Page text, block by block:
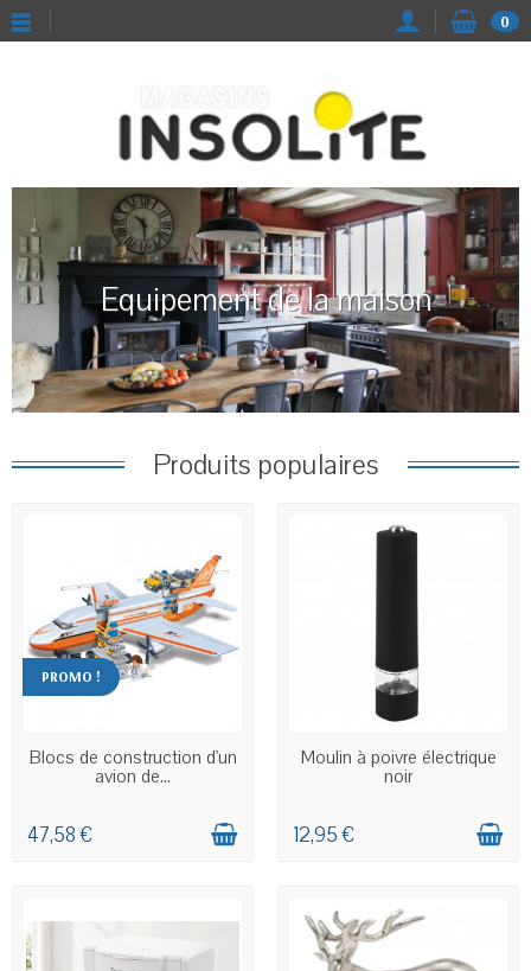
0
Equipement de la maison
Produits populaires
PROMO !
EN STOCK
Blocs de construction d'un
avion de...
47,58 €
EN STOCK
Moulin à poivre électrique
noir
12,95 €